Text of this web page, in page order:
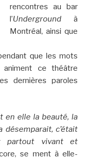
rencontres au bar
l’Undergroundà
Montréal, ainsi que
que les mots
ce théâtre
dernières paroles
en elle la beauté, la
c’était
partout vivant et
se ment à elle-